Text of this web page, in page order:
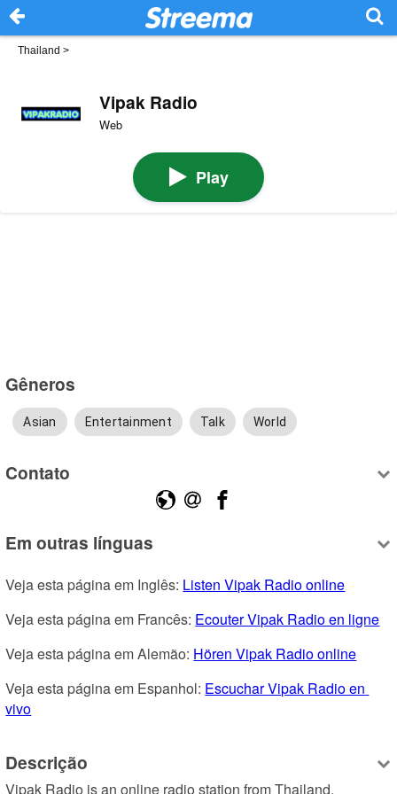
Thailand >
Vipak Radio
Web
Play
Gêneros
Asian Entertainment Talk World
Contato
Em outras línguas
Veja esta página em Inglês: Listen Vipak Radio online
Veja esta página em Francês: Ecouter Vipak Radio en ligne
Veja esta página em Alemão: Hören Vipak Radio online
Veja esta página em Espanhol: Escuchar Vipak Radio en
vivo
Descrição
Vipak Radio is an online radio station from Thailand,